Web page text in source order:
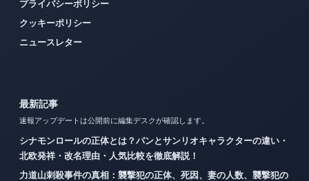
プライバシーポリシー
クッキーポリシー
ニュースレター
最新記事
速報アップデートは公開前に編集デスクが確認します。
シナモンロールの正体とは？パンとサンリオキャラクターの違い・
北欧発祥・改名理由・人気比較を徹底解説！
力道山刺殺事件の真相：襲撃犯の正体、死因、妻の人数、襲撃犯の